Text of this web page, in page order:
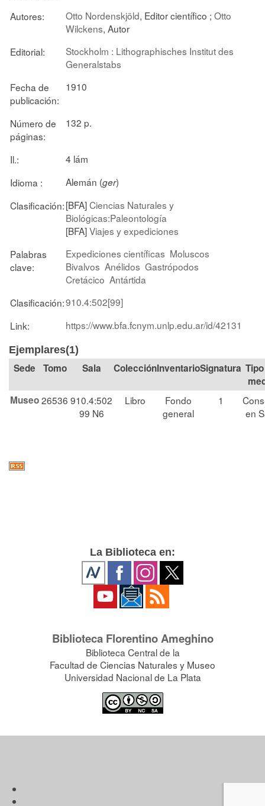
Autores: Otto Nordenskjöld, Editor científico ; Otto
Wilckens, Autor
Editorial:
Stockholm : Lithographisches Institut des
Generalstabs
Fecha de
publicación:
1910
Número de
páginas:
132 p.
Il.:
4 lám
Idioma :
Alemán (ger)
Clasificación:[BFA]Ciencias Naturales y
Biológicas:Paleontología
[BFA]Viajes y expediciones
Palabras
clave:
Expediciones científicas Moluscos
Bivalvos Anélidos Gastrópodos
Cretácico Antártida
Clasificación:910.4:502[99]
Link:
https://www.bfa.fcnym.unlp.edu.ar/id/42131
Ejemplares(1)
Tomo Sala Colección Signatura
Museo26536 910.4:502
99 N6
Libro
Fondo
general
1
en
La Biblioteca en:
Biblioteca Florentino Ameghino
Biblioteca Central de la
Facultad de Ciencias Naturales y Museo
Universidad Nacional de La Plata